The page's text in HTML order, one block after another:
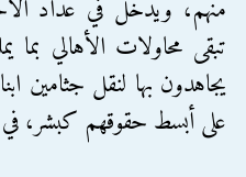
منهم، ويدخل في عداد
تبقى محاولات الأهالي
يجاهدون بها لنقل جثامين
على أبسط حقوقهم كبشر،